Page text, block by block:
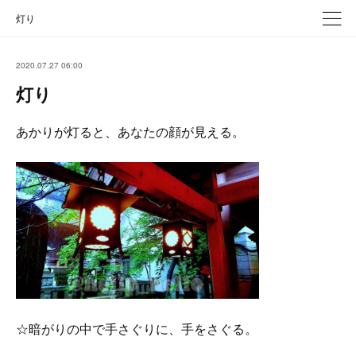
灯り
2020.07.27 06:00
灯り
あかりが灯ると、あなたの顔が見える。
☆暗がりの中で手さぐりに、手をさぐる。